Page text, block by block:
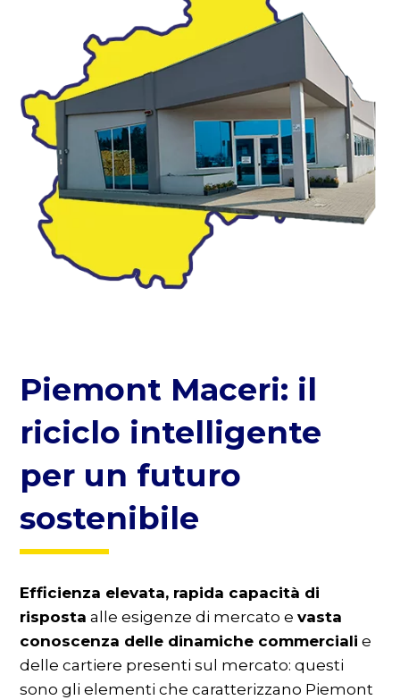
Piemont Maceri: il
riciclo intelligente
per un futuro
sostenibile
Efficienza elevata, rapida capacità di
risposta alle esigenze di mercato evasta
conoscenza delle dinamiche commerciali e
delle cartiere presenti sul mercato: questi
sono gli elementi che caratterizzano Piemont